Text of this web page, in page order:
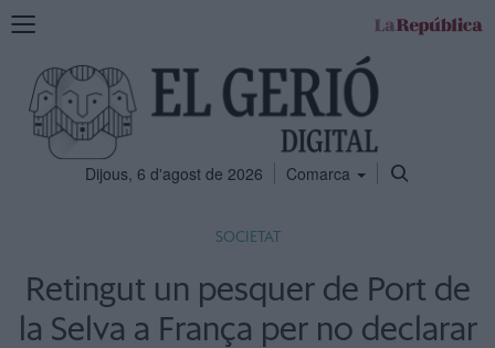
Mostra
navegació
Dijous, 6 d'agost de 2026 Comarca
SOCIETAT
Retingut un pesquer de Port de
la Selva a França per no declarar